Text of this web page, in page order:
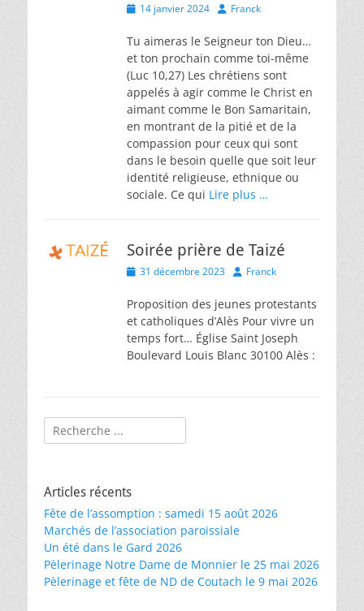
Posted14 janvier 2024 AuthorFranck
Tu aimeras le Seigneur ton Dieu…
et ton prochain comme toi-même
(Luc 10,27) Les chrétiens sont
appelés à agir comme le Christ en
aimant comme le Bon Samaritain,
en montrant de la pitié et de la
compassion pour ceux qui sont
dans le besoin quelle que soit leur
identité religieuse, ethnique ou
sociale. Ce qui Lire plus …
Soirée prière de Taizé
Posted
31 décembre 2023 AuthorFranck
Proposition des jeunes protestants
et catholiques d’Alès Pour vivre un
temps fort… Église Saint Joseph
Boulevard Louis Blanc 30100 Alès :
Rechercher :
Articles récents
Fête de l’assomption : samedi 15 août 2026
Marchés de l’association paroissiale
Un été dans le Gard 2026
Pèlerinage Notre Dame de Monnier le 25 mai 2026
Pèlerinage et fête de ND de Coutach le 9 mai 2026